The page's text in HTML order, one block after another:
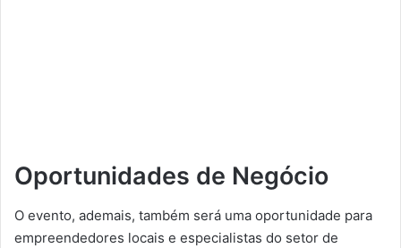
Oportunidades de Negócio
O evento, ademais, também será uma oportunidade para
empreendedores locais e especialistas do setor de